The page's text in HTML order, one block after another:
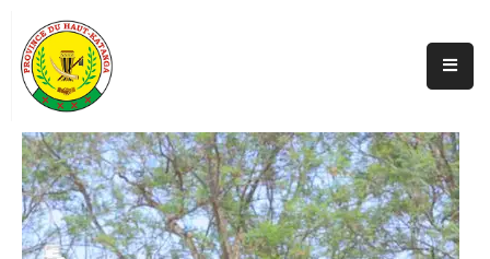
Accueil
Actualités
A
Propos
Secteurs